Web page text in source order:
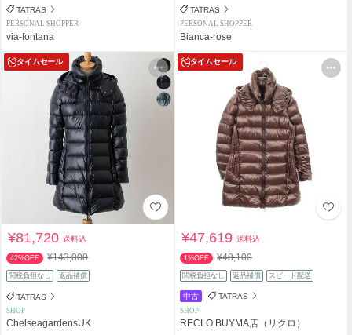
TATRAS
PERSONAL SHOPPER
via-fontana
TATRAS
PERSONAL SHOPPER
Bianca-rose
タイムセール
¥81,720送料込
42%OFF ¥143,000
関税負担なし 返品補償
TATRAS
SHOP
ChelseagardensUK
タイムセール
¥47,619送料込
1%OFF ¥48,100
関税負担なし 返品補償 スピード配送
中古 TATRAS
SHOP
RECLO BUYMA店（リクロ）